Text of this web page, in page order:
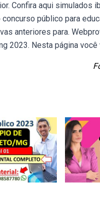
Confira aqui simulados
público para
anteriores para.
2023. Nesta página